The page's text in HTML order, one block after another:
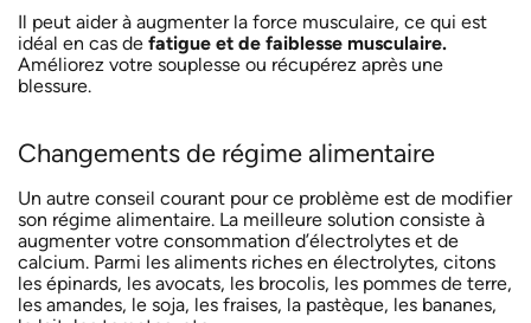
Il peut aider à augmenter la force musculaire, ce qui est
idéal en cas de fatigue et de faiblesse musculaire.
Améliorez votre souplesse ou récupérez après une
blessure.
Changements de régime alimentaire
Un autre conseil courant pour ce problème est de modifier
son régime alimentaire. La meilleure solution consiste à
augmenter votre consommation d’électrolytes et de
calcium. Parmi les aliments riches en électrolytes, citons
les épinards, les avocats, les brocolis, les pommes de terre,
les amandes, le soja, les fraises, la pastèque, les bananes,